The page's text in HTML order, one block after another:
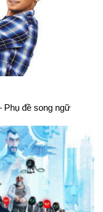
Phụ đề song ngữ